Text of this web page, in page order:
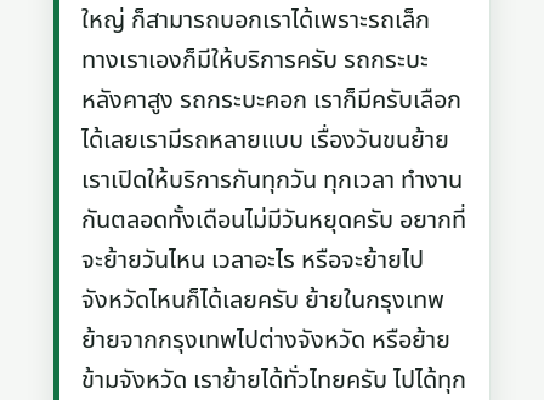
ใหญ่ ก็สามารถบอกเราได้เพราะรถเล็ก
ทางเราเองก็มีให้บริการครับ รถกระบะ
หลังคาสูง รถกระบะคอก เราก็มีครับเลือก
ได้เลยเรามีรถหลายแบบ เรื่องวันขนย้าย
เราเปิดให้บริการกันทุกวัน ทุกเวลา ทำงาน
กันตลอดทั้งเดือนไม่มีวันหยุดครับ อยากที่
จะย้ายวันไหน เวลาอะไร หรือจะย้ายไป
จังหวัดไหนก็ได้เลยครับ ย้ายในกรุงเทพ
ย้ายจากกรุงเทพไปต่างจังหวัด หรือย้าย
ข้ามจังหวัด เราย้ายได้ทั่วไทยครับ ไปได้ทุก